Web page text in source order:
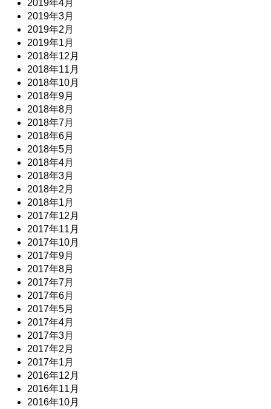
2019年4月
2019年3月
2019年2月
2019年1月
2018年12月
2018年11月
2018年10月
2018年9月
2018年8月
2018年7月
2018年6月
2018年5月
2018年4月
2018年3月
2018年2月
2018年1月
2017年12月
2017年11月
2017年10月
2017年9月
2017年8月
2017年7月
2017年6月
2017年5月
2017年4月
2017年3月
2017年2月
2017年1月
2016年12月
2016年11月
2016年10月